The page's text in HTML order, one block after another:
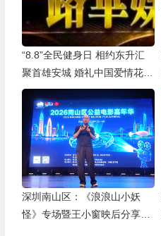
“8.8”全民健身日 相约东升汇
聚首雄安城 婚礼中国爱情花开
全球
深圳南山区：《浪浪山小妖
怪》专场暨王小窗映后分享会